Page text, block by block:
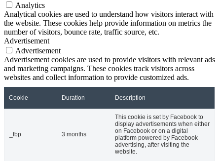
Analytics
Analytical cookies are used to understand how visitors interact with
the website. These cookies help provide information on metrics the
number of visitors, bounce rate, traffic source, etc.
Advertisement
Advertisement
Advertisement cookies are used to provide visitors with relevant ads
and marketing campaigns. These cookies track visitors across
websites and collect information to provide customized ads.
Cookie Duration Description
_fbp 3 months
This cookie is set by Facebook to
display advertisements when either
on Facebook or on a digital
platform powered by Facebook
advertising, after visiting the
website.